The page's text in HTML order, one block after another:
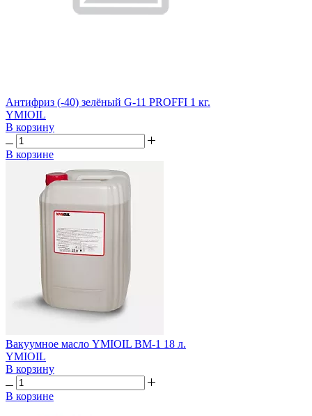
Антифриз (-40) зелёный G-11 PROFFI 1 кг.
YMIOIL
В корзину
В корзине
Вакуумное масло YMIOIL ВМ-1 18 л.
YMIOIL
В корзину
В корзине